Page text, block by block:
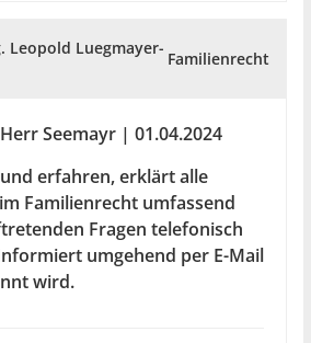
Leopold Luegmayer-
Familienrecht
Seemayr | 01.04.2024
erfahren, erklärt alle
Familienrecht umfassend
Fragen telefonisch
umgehend per E-Mail
wird.